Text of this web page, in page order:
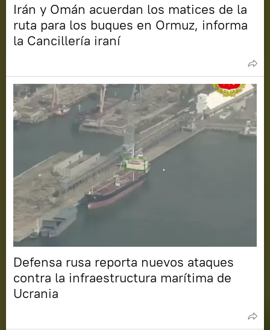
Irán y Omán acuerdan los matices de la
ruta para los buques en Ormuz, informa
la Cancillería iraní
Defensa rusa reporta nuevos ataques
contra la infraestructura marítima de
Ucrania